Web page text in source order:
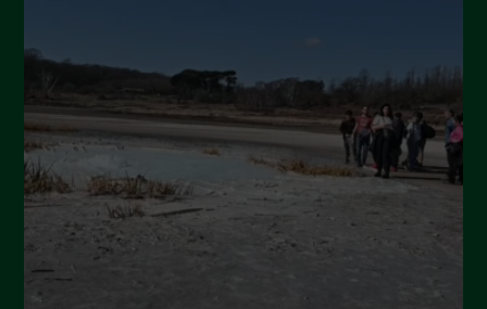
Settembre 2024
Luglio 2024
Maggio 2024
Aprile 2024
Marzo 2024
Febbraio 2024